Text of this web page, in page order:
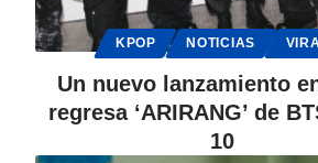
KPOP NOTICIAS
Un nuevo lanzamiento
regresa ‘ARIRANG’ de
10